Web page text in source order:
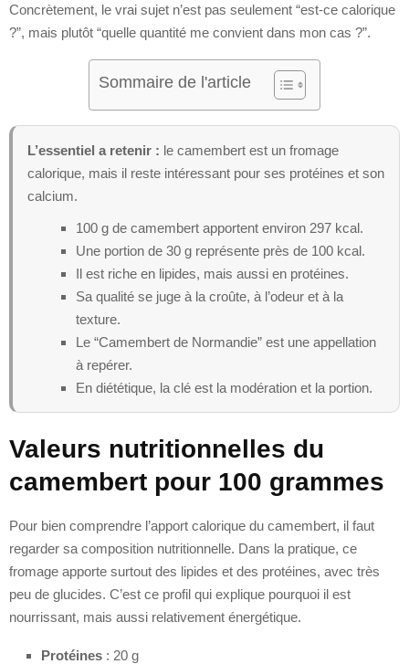
Concrètement, le vrai sujet n’est pas seulement “est-ce calorique
?”, mais plutôt “quelle quantité me convient dans mon cas ?”.
Sommaire de l'article
L’essentiel a retenir : le camembert est un fromage
calorique, mais il reste intéressant pour ses protéines et son
calcium.
100 g de camembert apportent environ 297 kcal.
Une portion de 30 g représente près de 100 kcal.
Il est riche en lipides, mais aussi en protéines.
Sa qualité se juge à la croûte, à l’odeur et à la
texture.
Le “Camembert de Normandie” est une appellation
à repérer.
En diététique, la clé est la modération et la portion.
Valeurs nutritionnelles du
camembert pour 100 grammes
Pour bien comprendre l’apport calorique du camembert, il faut
regarder sa composition nutritionnelle. Dans la pratique, ce
fromage apporte surtout des lipides et des protéines, avec très
peu de glucides. C’est ce profil qui explique pourquoi il est
nourrissant, mais aussi relativement énergétique.
Protéines : 20 g